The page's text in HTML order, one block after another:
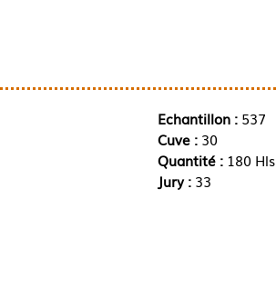
Echantillon :537
Cuve : 30
Quantité : 180 Hls
Jury : 33